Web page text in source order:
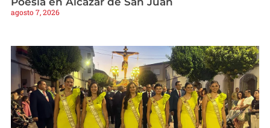
agosto 7, 2026